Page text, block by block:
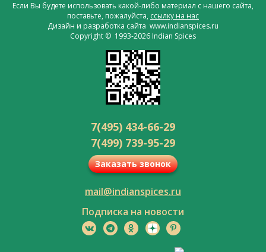
Если Вы будете использовать какой-либо материал с нашего сайта,
поставьте, пожалуйста, ссылку на нас
Дизайн и разработка сайта www.indianspices.ru
Copyright © 1993-2026 Indian Spices
7(495) 434-66-29
7(499) 739-95-29
Заказать звонок
mail@indianspices.ru
Подписка на новости